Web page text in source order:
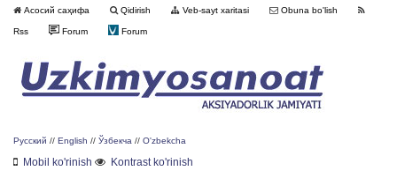
Асосий саҳифа Qidirish Veb-sayt xaritasi Obuna bo'lish
Rss Forum Forum
Русский // English // Ўзбекча // O'zbekcha
Mobil ko'rinish Kontrast ko'rinish